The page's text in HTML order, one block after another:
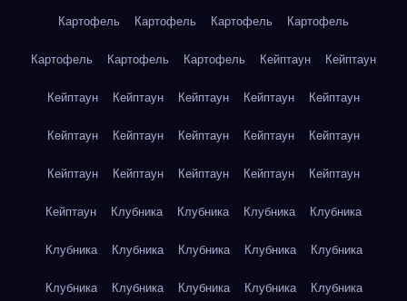
Картофель Картофель Картофель Картофель
Картофель Картофель Картофель Кейптаун Кейптаун
Кейптаун Кейптаун Кейптаун Кейптаун Кейптаун
Кейптаун Кейптаун Кейптаун Кейптаун Кейптаун
Кейптаун Кейптаун Кейптаун Кейптаун Кейптаун
Кейптаун Клубника Клубника Клубника Клубника
Клубника Клубника Клубника Клубника Клубника
Клубника Клубника Клубника Клубника Клубника